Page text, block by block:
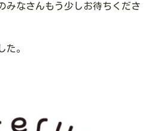
みなさんもう少しお待ちくださ
。